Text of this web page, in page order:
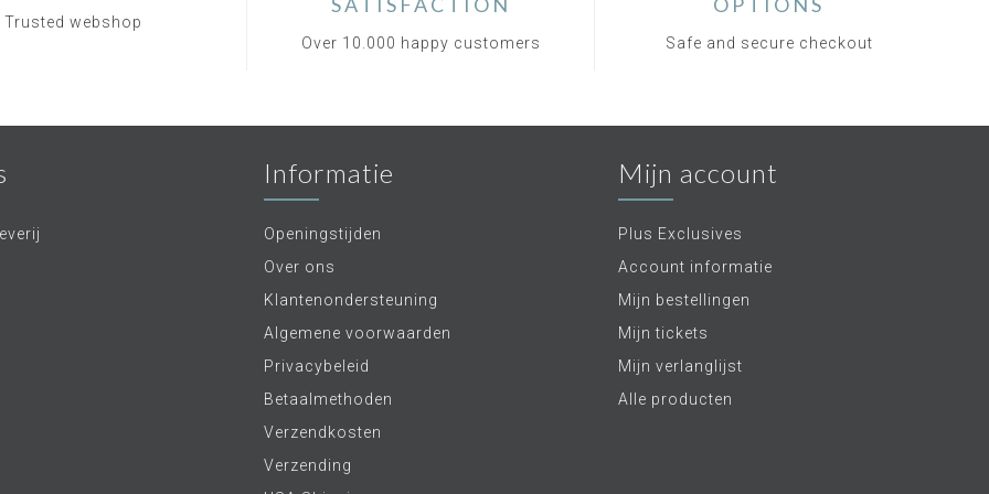
Trusted webshop
Over 10.000 happy customers Safe and secure checkout
Informatie
Openingstijden
Over ons
Klantenondersteuning
Algemene voorwaarden
Privacybeleid
Betaalmethoden
Verzendkosten
Verzending
Mijn account
Plus Exclusives
Account informatie
Mijn bestellingen
Mijn tickets
Mijn verlanglijst
Alle producten